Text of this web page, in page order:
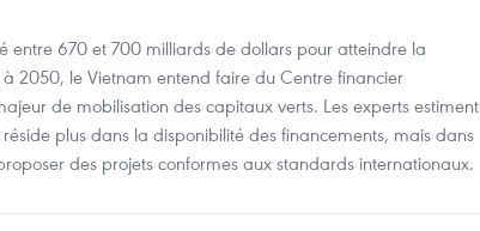
entre 670 et 700 milliards de dollars pour atteindre la
à 2050, le Vietnam entend faire du Centre financier
de mobilisation des capitaux verts. Les experts estiment
réside plus dans la disponibilité des financements, mais dans
des projets conformes aux standards internationaux.